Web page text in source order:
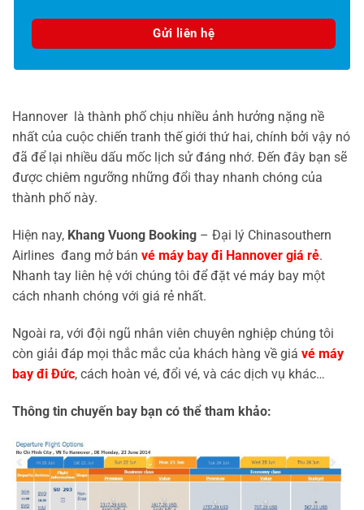
Hannover là thành phố chịu nhiều ảnh hưởng nặng nề
nhất của cuộc chiến tranh thế giới thứ hai, chính bởi vậy nó
đã để lại nhiều dấu mốc lịch sử đáng nhớ. Đến đây bạn sẽ
được chiêm ngưỡng những đổi thay nhanh chóng của
thành phố này.
Hiện nay, Khang Vuong Booking – Đại lý Chinasouthern
Airlines đang mở bán vé máy bay đi Hannover giá rẻ.
Nhanh tay liên hệ với chúng tôi để đặt vé máy bay một
cách nhanh chóng với giá rẻ nhất.
Ngoài ra, với đội ngũ nhân viên chuyên nghiệp chúng tôi
còn giải đáp mọi thắc mắc của khách hàng về giá vé máy
bay đi Đức, cách hoàn vé, đổi vé, và các dịch vụ khác…
Thông tin chuyến bay bạn có thể tham khảo: